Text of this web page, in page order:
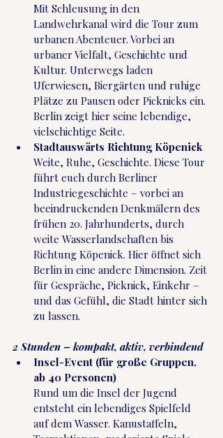
Mit Schleusung in den
Landwehrkanal wird die Tour zum
urbanen Abenteuer. Vorbei an
urbaner Vielfalt, Geschichte und
Kultur. Unterwegs laden
Uferwiesen, Biergärten und ruhige
Plätze zu Pausen oder Picknicks ein.
Berlin zeigt hier seine lebendige,
vielschichtige Seite.
Stadtauswärts Richtung Köpenick
Weite, Ruhe, Geschichte. Diese Tour
führt euch durch Berliner
Industriegeschichte – vorbei an
beeindruckenden Denkmälern des
frühen 20. Jahrhunderts, durch
weite Wasserlandschaften bis
Richtung Köpenick. Hier öffnet sich
Berlin in eine andere Dimension. Zeit
für Gespräche, Picknick, Einkehr –
und das Gefühl, die Stadt hinter sich
zu lassen.
2 Stunden – kompakt, aktiv, verbindend
Insel-Event (für große Gruppen,
ab 40 Personen)
Rund um die Insel der Jugend
entsteht ein lebendiges Spielfeld
auf dem Wasser. Kanustaffeln,